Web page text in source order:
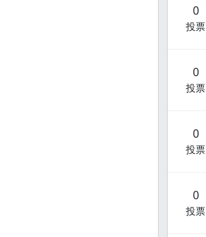
0
投票
0
投票
0
投票
0
投票